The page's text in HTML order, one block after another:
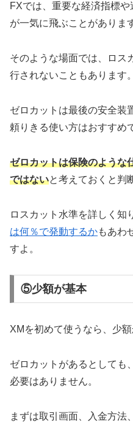
FXでは、重要な経済指標
が一気に飛ぶことがありま
そのような場面では、ロス
行されないこともあります。
ゼロカットは最後の安全装
頼りきる使い方はおすすめ
ゼロカットは保険のような
ではないと考えておくと判
ロスカット水準を詳しく知
は何％で発動するかもあわ
すよ。
⑤少額が基本
XMを初めて使うなら、少
ゼロカットがあるとしても
必要はありません。
まずは取引画面、入金方法